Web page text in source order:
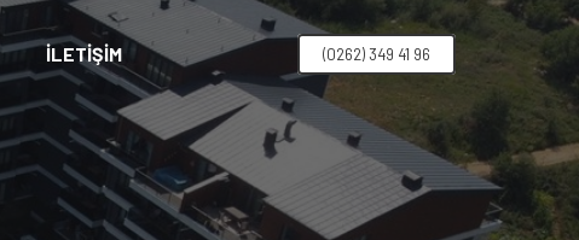
İLETIŞIM (0262) 349 41 96